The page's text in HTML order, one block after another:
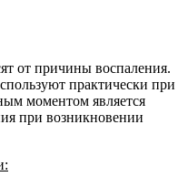
от причины воспаления.
практически при
моментом является
при возникновении